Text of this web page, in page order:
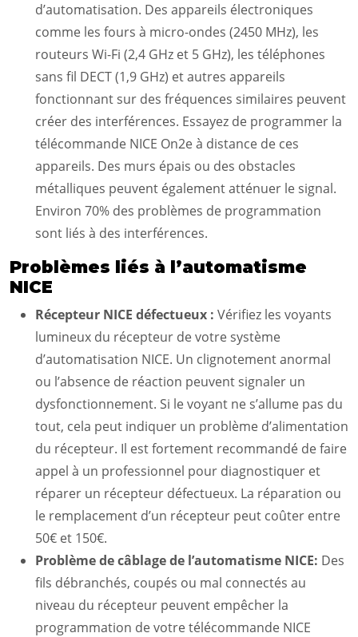
d’automatisation. Des appareils électroniques
comme les fours à micro-ondes (2450 MHz), les
routeurs Wi-Fi (2,4 GHz et 5 GHz), les téléphones
sans fil DECT (1,9 GHz) et autres appareils
fonctionnant sur des fréquences similaires peuvent
créer des interférences. Essayez de programmer la
télécommande NICE On2e à distance de ces
appareils. Des murs épais ou des obstacles
métalliques peuvent également atténuer le signal.
Environ 70% des problèmes de programmation
sont liés à des interférences.
Problèmes liés à l’automatisme
NICE
Récepteur NICE défectueux : Vérifiez les voyants
lumineux du récepteur de votre système
d’automatisation NICE. Un clignotement anormal
ou l’absence de réaction peuvent signaler un
dysfonctionnement. Si le voyant ne s’allume pas du
tout, cela peut indiquer un problème d’alimentation
du récepteur. Il est fortement recommandé de faire
appel à un professionnel pour diagnostiquer et
réparer un récepteur défectueux. La réparation ou
le remplacement d’un récepteur peut coûter entre
50€ et 150€.
Problème de câblage de l’automatisme NICE: Des
fils débranchés, coupés ou mal connectés au
niveau du récepteur peuvent empêcher la
programmation de votre télécommande NICE